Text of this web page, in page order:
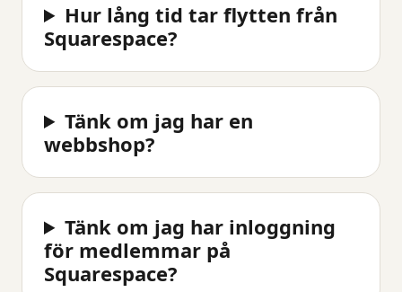
Hur lång tid tar flytten från
Squarespace?
Tänk om jag har en
webbshop?
Tänk om jag har inloggning
för medlemmar på
Squarespace?